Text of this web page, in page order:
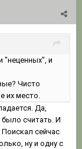
"неценных", и
Чисто
их место.
Да,
считать. И
сейчас
ну и одну с